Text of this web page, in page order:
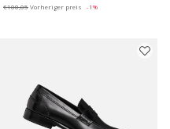
€100,05Vorheriger preis -1%